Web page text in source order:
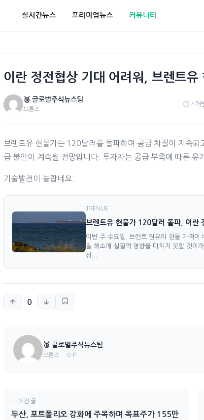
실시간뉴스 프리미엄뉴스 커뮤니티
이란 정전협상 기대 어려워, 브렌트
🥉 글로벌주식뉴스팀
브론즈
🕐 4개
브렌트유 현물가는 120달러를 돌파하며 공급 차질이 지속
급 불안이 계속될 전망입니다. 투자자는 공급 부족에 따른 유
기술발전이 놀랍네요.
TRENUE
브렌트유 현물가 120달러 돌파, 이란
이번 주 수요일, 브렌트 원유의 현물 가격
질 해소에 실질적 영향을 미치지 못할 것이
상...
0
🥉 글로벌주식뉴스팀
브론즈 0 P
← 이전 글
두산, 포트폴리오 강화에 주목하며 목표주가 155만